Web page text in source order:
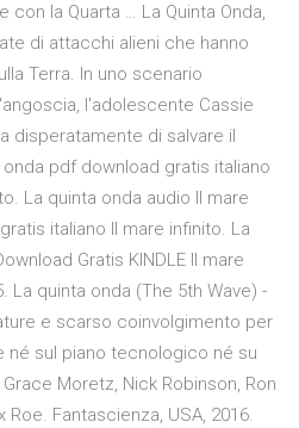
la Quarta … La Quinta Onda,
di attacchi alieni che hanno
Terra. In uno scenario
l'adolescente Cassie
disperatamente di salvare il
pdf download gratis italiano
La quinta onda audio Il mare
italiano Il mare infinito. La
Gratis KINDLE Il mare
La quinta onda (The 5th Wave) -
e scarso coinvolgimento per
né sul piano tecnologico né su
Moretz, Nick Robinson, Ron
Fantascienza, USA, 2016.